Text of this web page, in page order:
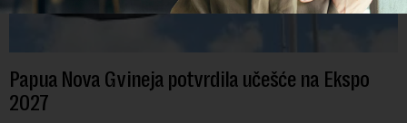
Papua Nova Gvineja potvrdila učešće na Ekspo
2027